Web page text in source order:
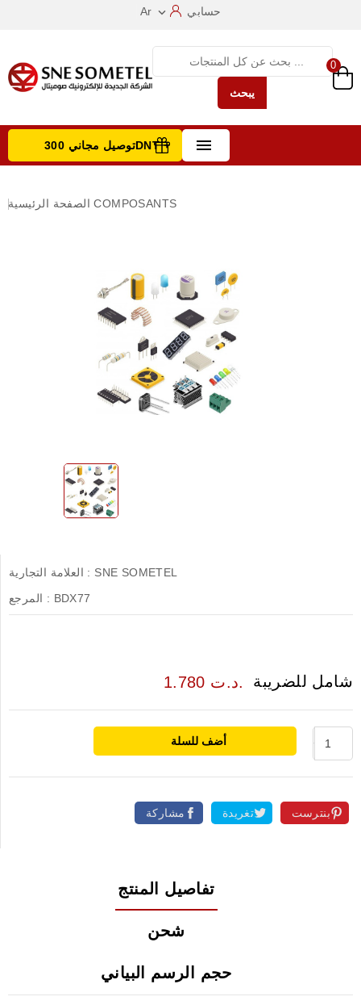
Ar  حسابي
يبحث
0
 توصيل مجاني 300DNT +
الصفحة الرئيسية COMPOSANTS
العلامة التجارية : SNE SOMETEL
المرجع : BDX77
1.780 د.ت. شامل للضريبة
أضف للسلة
مشاركة تغريدة بنترست
تفاصيل المنتج
شحن
حجم الرسم البياني